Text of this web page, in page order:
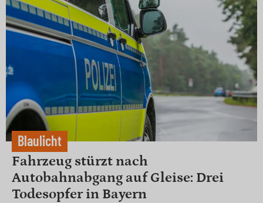
Blaulicht
Fahrzeug stürzt nach
Autobahnabgang auf Gleise: Drei
Todesopfer in Bayern